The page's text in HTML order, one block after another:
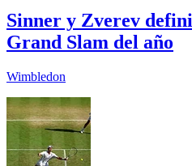
Sinner y Zverev
Grand Slam del año
Wimbledon